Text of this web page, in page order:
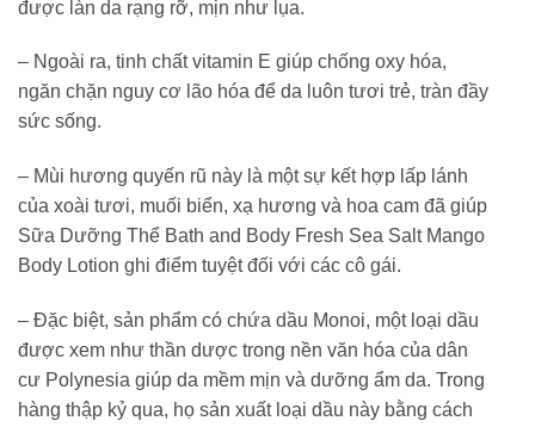
được làn da rạng rỡ, mịn như lụa.
– Ngoài ra, tinh chất vitamin E giúp chống oxy hóa,
ngăn chặn nguy cơ lão hóa để da luôn tươi trẻ, tràn đầy
sức sống.
– Mùi hương quyến rũ này là một sự kết hợp lấp lánh
của xoài tươi, muối biển, xạ hương và hoa cam đã giúp
Sữa Dưỡng Thể Bath and Body Fresh Sea Salt Mango
Body Lotion ghi điểm tuyệt đối với các cô gái.
– Đặc biệt, sản phẩm có chứa dầu Monoi, một loại dầu
được xem như thần dược trong nền văn hóa của dân
cư Polynesia giúp da mềm mịn và dưỡng ẩm da. Trong
hàng thập kỷ qua, họ sản xuất loại dầu này bằng cách